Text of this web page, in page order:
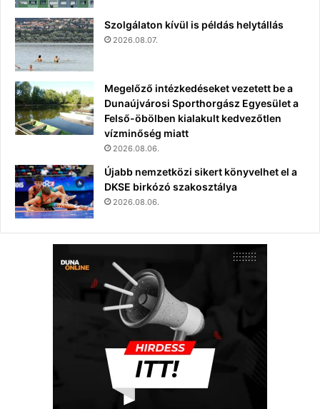
Szolgálaton kívül is példás helytállás
2026.08.07.
Megelőző intézkedéseket vezetett be a
Dunaújvárosi Sporthorgász Egyesület a
Felső-öbölben kialakult kedvezőtlen
vízminőség miatt
2026.08.06.
Újabb nemzetközi sikert könyvelhet el a
DKSE birkózó szakosztálya
2026.08.06.